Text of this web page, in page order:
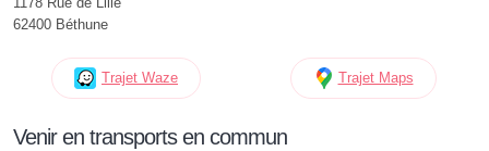
62400 Béthune
Trajet Waze Trajet Maps
Venir en transports en commun